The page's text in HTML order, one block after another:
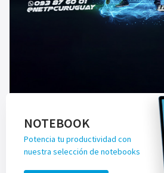
NOTEBOOK
Potencia tu productividad con
nuestra selección de notebooks